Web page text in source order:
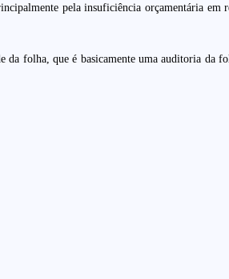
pela insuficiência orçamentária em
folha, que é basicamente uma auditoria da